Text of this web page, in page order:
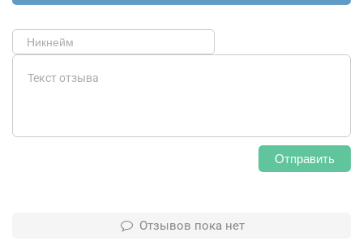
Отправить
Отзывов пока нет